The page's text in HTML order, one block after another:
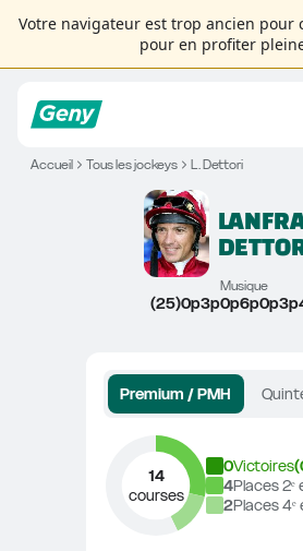
Votre navigateur est trop ancien pour
pour en profiter
Accueil Tous les jockeys L. Dettori
Musique
Premium / PMH
14
courses
0Victoires(
4Places 2ᵉ
2Places 4ᵉ